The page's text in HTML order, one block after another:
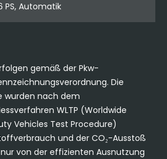
PS, Automatik
gemäß der Pkw-
Die
wurden nach dem
WLTP (Worldwide
Vehicles Test Procedure)
und der CO₂-Ausstoß
von der effizienten Ausnutzung